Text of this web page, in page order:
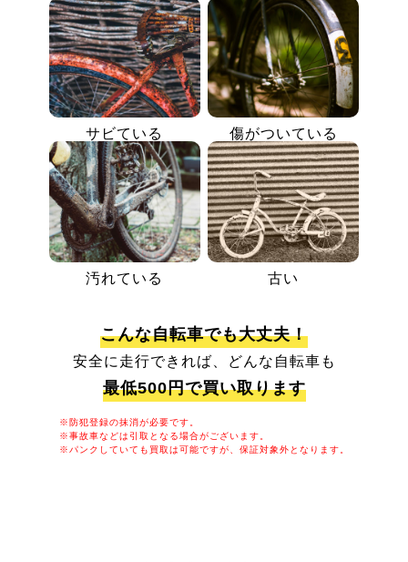
サビている 傷がついている
汚れている 古い
こんな自転車でも大丈夫！
安全に走行できれば、どんな自転車も
最低500円で買い取ります
※防犯登録の抹消が必要です。
※事故車などは引取となる場合がございます。
※パンクしていても買取は可能ですが、保証対象外となります。